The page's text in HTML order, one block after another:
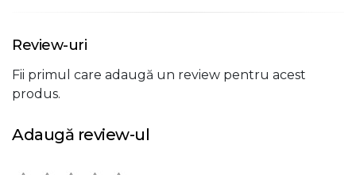
Review-uri
Fii primul care adaugă un review pentru acest
produs.
Adaugă review-ul